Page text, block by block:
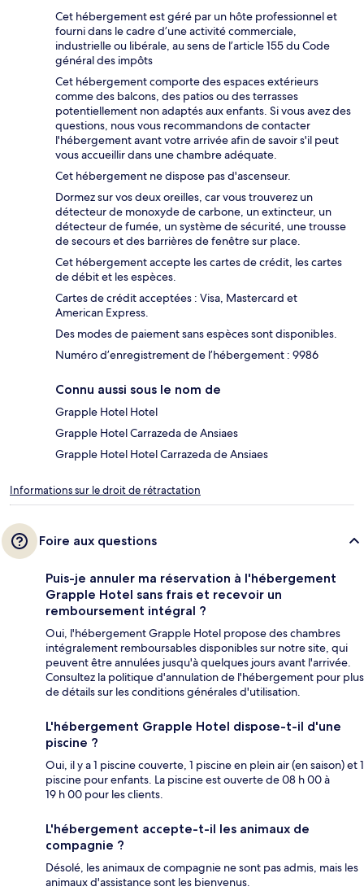
Cet hébergement est géré par un hôte professionnel et
fourni dans le cadre d’une activité commerciale,
industrielle ou libérale, au sens de l’article 155 du Code
général des impôts
Cet hébergement comporte des espaces extérieurs
comme des balcons, des patios ou des terrasses
potentiellement non adaptés aux enfants. Si vous avez des
questions, nous vous recommandons de contacter
l'hébergement avant votre arrivée afin de savoir s'il peut
vous accueillir dans une chambre adéquate.
Cet hébergement ne dispose pas d'ascenseur.
Dormez sur vos deux oreilles, car vous trouverez un
détecteur de monoxyde de carbone, un extincteur, un
détecteur de fumée, un système de sécurité, une trousse
de secours et des barrières de fenêtre sur place.
Cet hébergement accepte les cartes de crédit, les cartes
de débit et les espèces.
Cartes de crédit acceptées : Visa, Mastercard et
American Express.
Des modes de paiement sans espèces sont disponibles.
Numéro d’enregistrement de l’hébergement : 9986
Connu aussi sous le nom de
Grapple Hotel Hotel
Grapple Hotel Carrazeda de Ansiaes
Grapple Hotel Hotel Carrazeda de Ansiaes
Informations sur le droit de rétractation
Foire aux questions
Puis-je annuler ma réservation à l'hébergement
Grapple Hotel sans frais et recevoir un
remboursement intégral ?
Oui, l'hébergement Grapple Hotel propose des chambres
intégralement remboursables disponibles sur notre site, qui
peuvent être annulées jusqu'à quelques jours avant l'arrivée.
Consultez la politique d'annulation de l'hébergement pour plus
de détails sur les conditions générales d'utilisation.
L'hébergement Grapple Hotel dispose-t-il d'une
piscine ?
Oui, il y a 1 piscine couverte, 1 piscine en plein air (en saison) et 1
piscine pour enfants. La piscine est ouverte de 08 h 00 à
19 h 00 pour les clients.
L'hébergement accepte-t-il les animaux de
compagnie ?
Désolé, les animaux de compagnie ne sont pas admis, mais les
animaux d'assistance sont les bienvenus.